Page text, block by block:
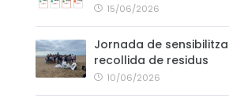
15/06/2026
Jornada de
recollida de residus
10/06/2026